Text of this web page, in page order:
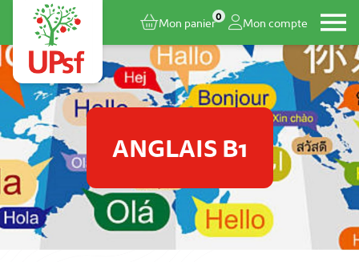
Mon panier0 Mon compte
ANGLAIS B1